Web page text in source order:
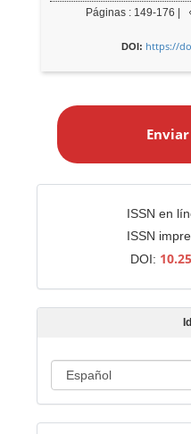
Páginas : 149-176 |
DOI: https://
a
r
t
ISSN en
ISSN
DOI: